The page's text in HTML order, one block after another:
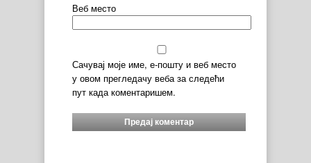
Веб место
Сачувај моје име, е-пошту и веб место
у овом прегледачу веба за следећи
пут када коментаришем.